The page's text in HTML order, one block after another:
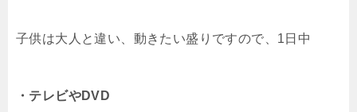
子供は大人と違い、動きたい盛りですので、1日中
・テレビやDVD